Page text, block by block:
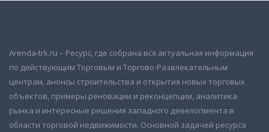
Arenda-trk.ru – Ресурс, где собрана вся актуальная информация
по действующим Торговым и Торгово-Развлекательным
центрам, анонсы строительства и открытия новых торговых
объектов, примеры реновации и реконцепции, аналитика
рынка и интересные решения западного девелопмента в
области торговой недвижимости. Основной задачей ресурса